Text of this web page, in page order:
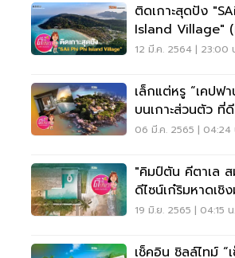
ติดเกาะสุดปัง
Island Village"
แลนด์)
12 มี.ค. 2564 | 23:00
เล็กแต่หรู “เคปฟ
บนเกาะส่วนตัว ที่
06 มี.ค. 2565 | 04:24
"คิมป์ตัน คีตาเล
ดีไซน์เก๋ริมหาดเชิ
19 มิ.ย. 2565 | 04:15 น.
เช็คอิน ชิลล์ไทม์ “เซ็นทารา กะรน